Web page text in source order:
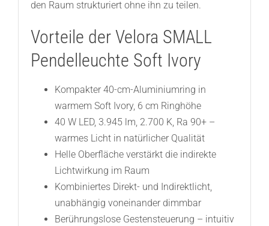
den Raum strukturiert ohne ihn zu teilen.
Vorteile der Velora SMALL
Pendelleuchte Soft Ivory
Kompakter 40-cm-Aluminiumring in
warmem Soft Ivory, 6 cm Ringhöhe
40 W LED, 3.945 lm, 2.700 K, Ra 90+ –
warmes Licht in natürlicher Qualität
Helle Oberfläche verstärkt die indirekte
Lichtwirkung im Raum
Kombiniertes Direkt- und Indirektlicht,
unabhängig voneinander dimmbar
Berührungslose Gestensteuerung – intuitiv